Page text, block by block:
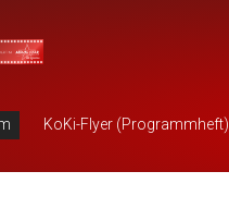
KoKi-Flyer (Programmheft)